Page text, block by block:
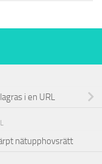
i en URL
nätupphovsrätt